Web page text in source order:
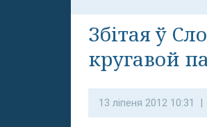
Збітая ў
кругавой
13 ліпеня 2012 10:31 |